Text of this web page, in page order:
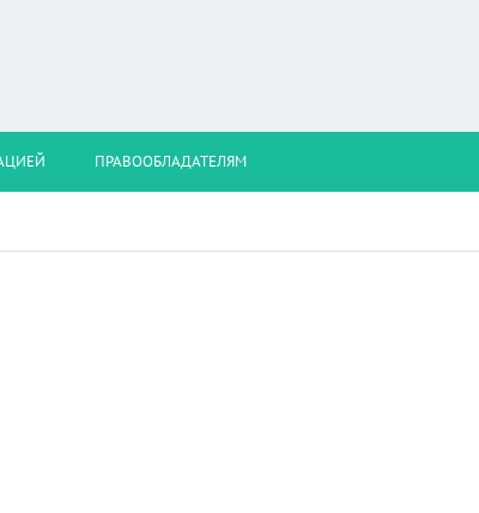
ПРАВООБЛАДАТЕЛЯМ